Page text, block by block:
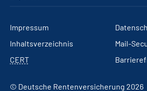
Impressum
Inhaltsverzeichnis
Mail-
CERT
© Deutsche Rentenversicherung 2026